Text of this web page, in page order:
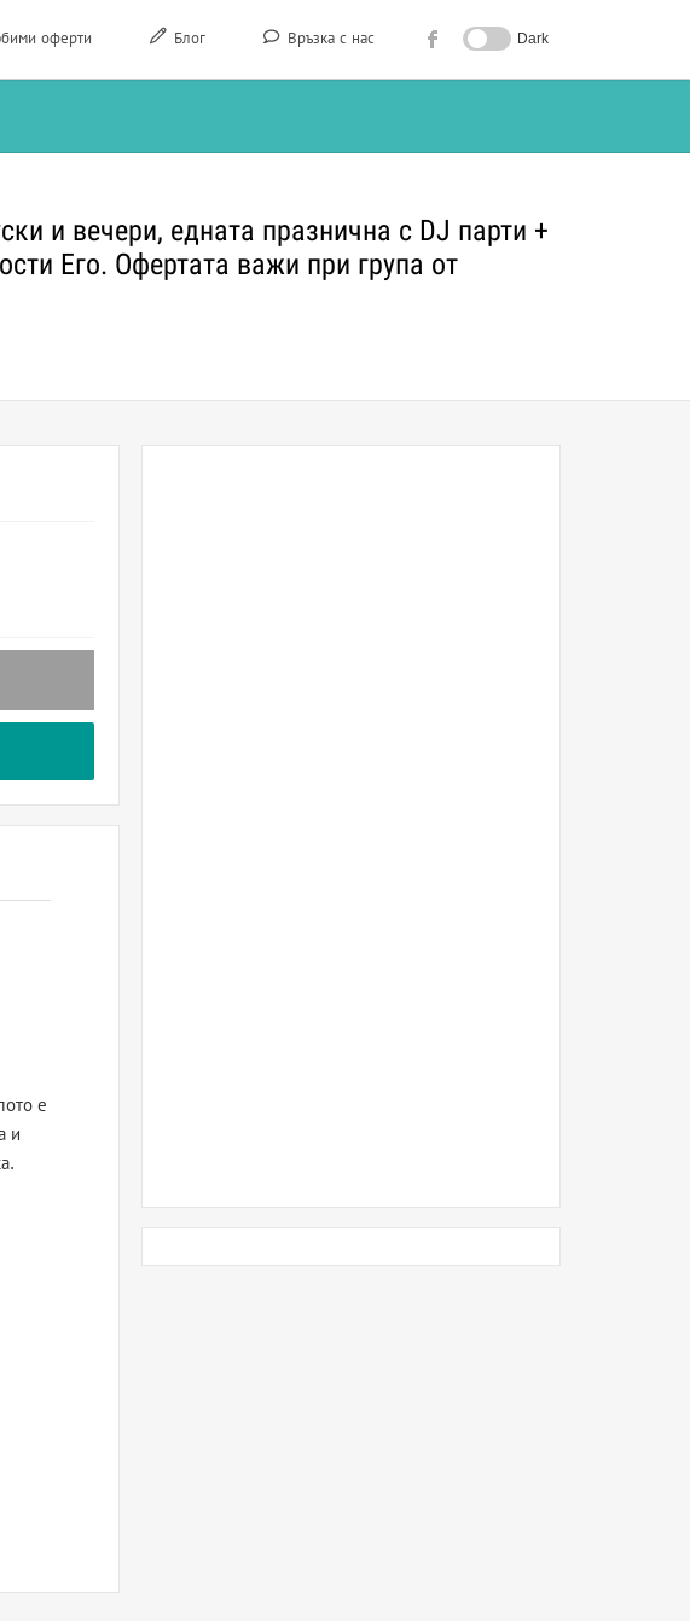
оферти Блог Връзка с нас Dark
и вечери, едната празнична с DJ парти +
Его. Офертата важи при група от
е
и